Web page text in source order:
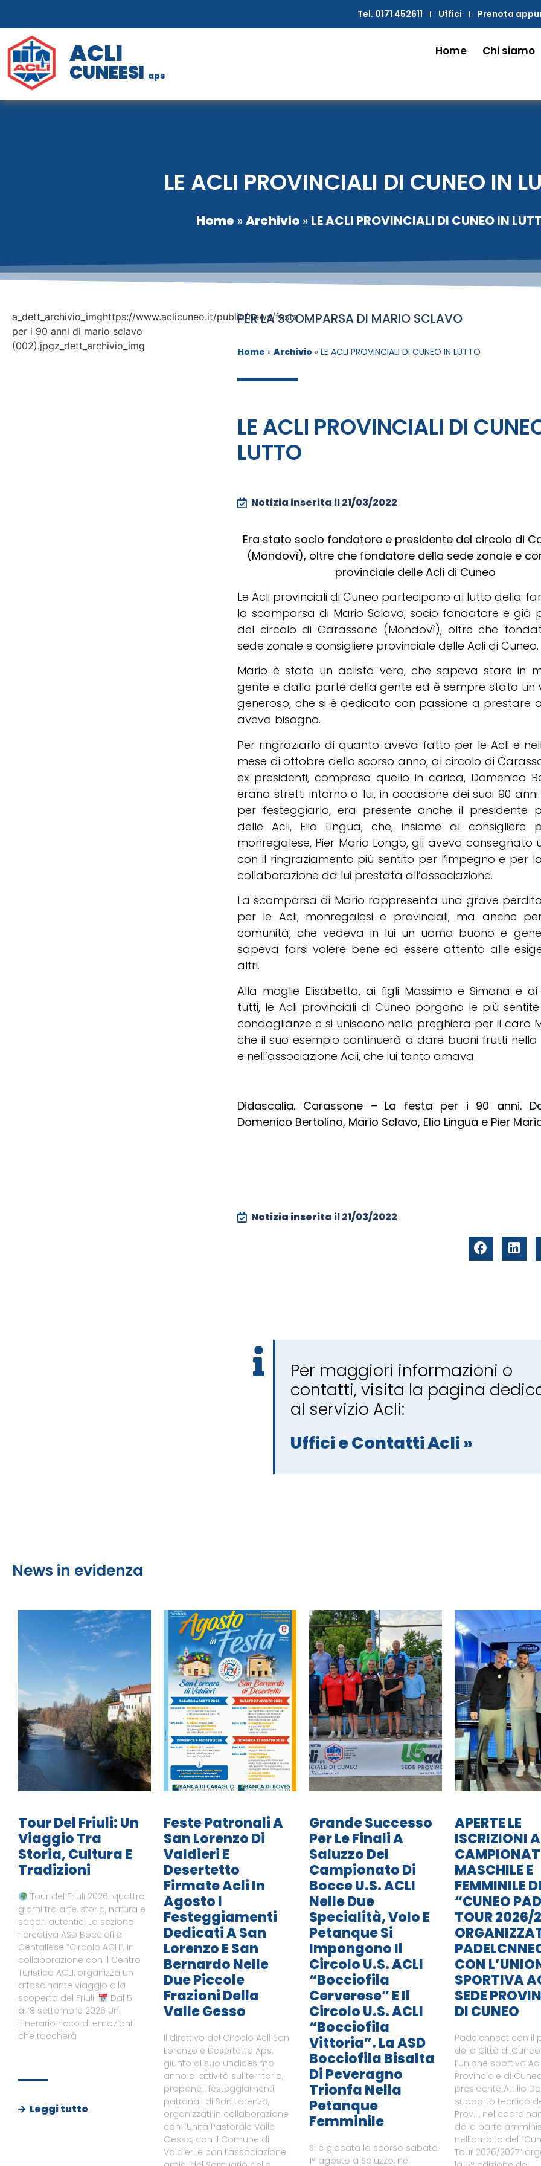
Tel. 0171 452611 Uffici Prenota
ACLI
CUNEESI aps
Home Chi siamo
LE ACLI PROVINCIALI DI CUNEO IN
Home »Archivio » LE ACLI PROVINCIALI DI CUNEO IN
a_dett_archivio_imghttps://www.aclicuneo.it/public/news/festa
per i 90 anni di mario sclavo
(002).jpgz_dett_archivio_img
PER LA SCOMPARSA DI MARIO SCLAVO
Home »Archivio »LE ACLI PROVINCIALI DI CUNEO IN LUTTO
LE ACLI PROVINCIALI DI
LUTTO
Notizia inserita il21/03/2022
Era stato socio fondatore e presidente del circolo di
(Mondovì), oltre che fondatore della sede zonale e
provinciale delle Acli di Cuneo
Le Acli provinciali di Cuneo partecipano al lutto della
la scomparsa di Mario Sclavo, socio fondatore e già
del circolo di Carassone (Mondovì), oltre che
sede zonale e consigliere provinciale delle Acli di Cuneo.
Mario è stato un aclista vero, che sapeva stare in
gente e dalla parte della gente ed è sempre stato un
generoso, che si è dedicato con passione a prestare
aveva bisogno.
Per ringraziarlo di quanto aveva fatto per le Acli e
mese di ottobre dello scorso anno, al circolo di
ex presidenti, compreso quello in carica, Domenico
erano stretti intorno a lui, in occasione dei suoi 90
per festeggiarlo, era presente anche il presidente
delle Acli, Elio Lingua, che, insieme al consigliere
monregalese, Pier Mario Longo, gli aveva consegnato
con il ringraziamento più sentito per l’impegno e per
collaborazione da lui prestata all’associazione.
La scomparsa di Mario rappresenta una grave
per le Acli, monregalesi e provinciali, ma anche
comunità, che vedeva in lui un uomo buono e
sapeva farsi volere bene ed essere attento alle
altri.
Alla moglie Elisabetta, ai figli Massimo e Simona e
tutti, le Acli provinciali di Cuneo porgono le più
condoglianze e si uniscono nella preghiera per il caro
che il suo esempio continuerà a dare buoni frutti
e nell’associazione Acli, che lui tanto amava.
Didascalia. Carassone – La festa per i 90 anni.
Domenico Bertolino, Mario Sclavo, Elio Lingua e Pier
Notizia inserita il21/03/2022
Per maggiori informazioni o
contatti, visita la pagina
al servizio Acli:
Uffici e Contatti Acli »
News in evidenza
Tour Del Friuli: Un
Viaggio Tra
Storia, Cultura E
Tradizioni
Tour del Friuli 2026: quattro
giorni tra arte, storia, natura e
sapori autentici La sezione
ricreativa ASD Bocciofila
Centallese “Circolo ACLI”, in
collaborazione con il Centro
Turistico ACLI, organizza un
affascinante viaggio alla
scoperta del Friuli.
Dal 5
all’8 settembre 2026 Un
itinerario ricco di emozioni
che toccherà
Leggi tutto
Feste Patronali A
San Lorenzo Di
Valdieri E
Desertetto
Firmate Acli In
Agosto I
Festeggiamenti
Dedicati A San
Lorenzo E San
Bernardo Nelle
Due Piccole
Frazioni Della
Valle Gesso
Il direttivo del Circolo Acli San
Lorenzo e Desertetto Aps,
giunto al suo undicesimo
anno di attività sul territorio,
propone i festeggiamenti
patronali di San Lorenzo,
organizzati in collaborazione
con l’Unità Pastorale Valle
Gesso, con il Comune di
Valdieri e con l’associazione
Grande Successo
Per Le Finali A
Saluzzo Del
Campionato Di
Bocce U.S. ACLI
Nelle Due
Specialità, Volo E
Petanque Si
Impongono Il
Circolo U.S. ACLI
“Bocciofila
Cerverese” E Il
Circolo U.S. ACLI
“Bocciofila
Vittoria”. La ASD
Bocciofila Bisalta
Di Peveragno
Trionfa Nella
Petanque
Femminile
Si è giocata lo scorso sabato
1° agosto a Saluzzo, nel
APERTE LE
ISCRIZIONI
MASCHILE E
FEMMINILE
“CUNEO
TOUR 2026/
CON
SPORTIVA
SEDE
DI CUNEO
Padelcnnect con il
della Città di
l’Unione sportiva
Provinciale di
presidente Attilio
supporto tecnico
Prov.li, nel
della parte
nell’ambito del
Tour 2026/2027”